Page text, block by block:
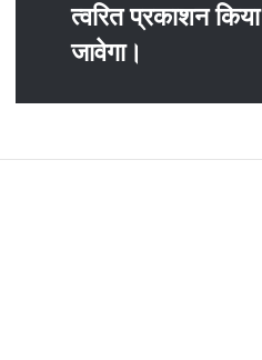
त्‍वरित प्रकाशन किया
जावेगा।